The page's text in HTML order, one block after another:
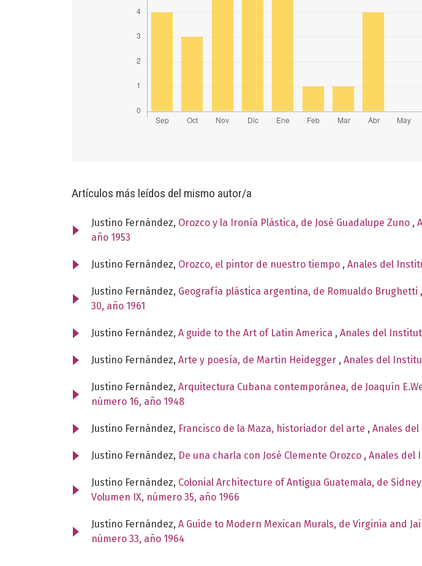
Artículos más leídos del mismo autor/a
Justino Fernández, Orozco y la Ironía Plástica, de José Guadalupe Zuno ,
año 1953
Justino Fernández, Orozco, el pintor de nuestro tiempo , Anales del
Justino Fernández, Geografía plástica argentina, de Romualdo Brughetti ,
30, año 1961
Justino Fernández, A guide to the Art of Latin America , Anales del
Justino Fernández, Arte y poesía, de Martin Heidegger , Anales del
Justino Fernández, Arquitectura Cubana contemporánea, de Joaquín
número 16, año 1948
Justino Fernández, Francisco de la Maza, historiador del arte , Anales del
Justino Fernández, De una charla con José Clemente Orozco , Anales del
Justino Fernández, Colonial Architecture of Antigua Guatemala, de
Volumen IX, número 35, año 1966
Justino Fernández, A Guide to Modern Mexican Murals, de Virginia and
número 33, año 1964